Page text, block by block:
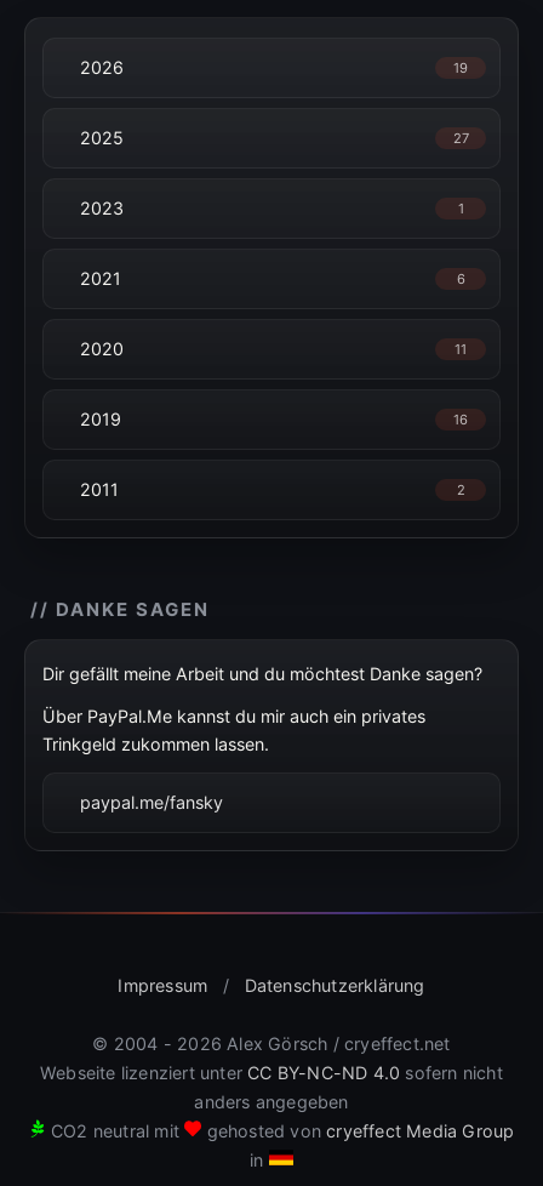
2026 19
2025 27
2023 1
2021 6
2020 11
2019 16
2011 2
// DANKE SAGEN
Dir gefällt meine Arbeit und du möchtest Danke sagen?
Über PayPal.Me kannst du mir auch ein privates
Trinkgeld zukommen lassen.
paypal.me/fansky
Impressum / Datenschutzerklärung
© 2004 - 2026 Alex Görsch / cryeffect.net
Webseite lizenziert unter CC BY-NC-ND 4.0 sofern nicht
anders angegeben
CO2 neutral mit gehosted voncryeffect Media Group
in